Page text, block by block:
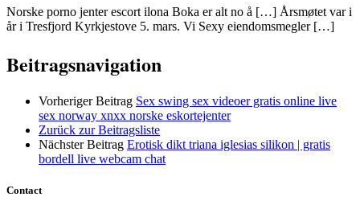
Norske porno jenter escort ilona Boka er alt no å […] Årsmøtet var i
år i Tresfjord Kyrkjestove 5. mars. Vi Sexy eiendomsmegler […]
Beitragsnavigation
Vorheriger Beitrag Sex swing sex videoer gratis online live
sex norway xnxx norske eskortejenter
Zurück zur Beitragsliste
Nächster Beitrag Erotisk dikt triana iglesias silikon | gratis
bordell live webcam chat
Contact